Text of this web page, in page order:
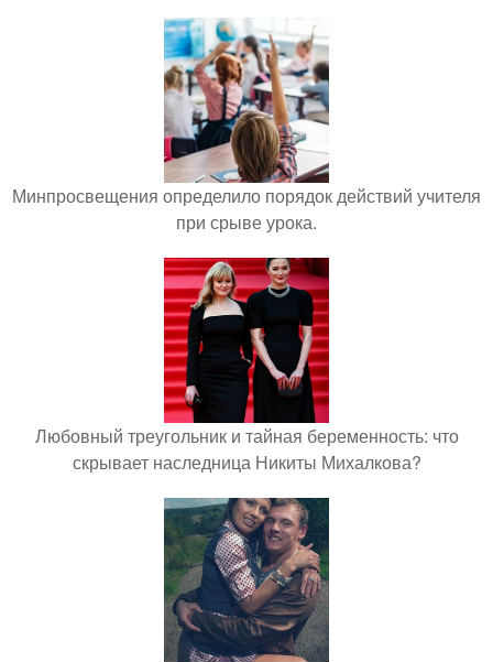
Минпросвещения определило порядок действий учителя
при срыве урока.
Любовный треугольник и тайная беременность: что
скрывает наследница Никиты Михалкова?